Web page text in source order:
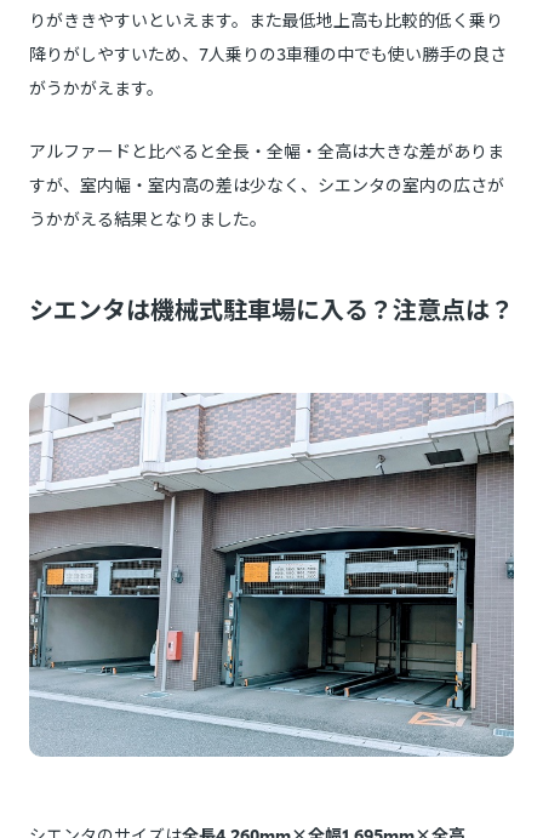
りがききやすいといえます。また最低地上高も比較的低く乗り
降りがしやすいため、7人乗りの3車種の中でも使い勝手の良さ
がうかがえます。
アルファードと比べると全長・全幅・全高は大きな差がありま
すが、室内幅・室内高の差は少なく、シエンタの室内の広さが
うかがえる結果となりました。
シエンタは機械式駐車場に入る？注意点は？